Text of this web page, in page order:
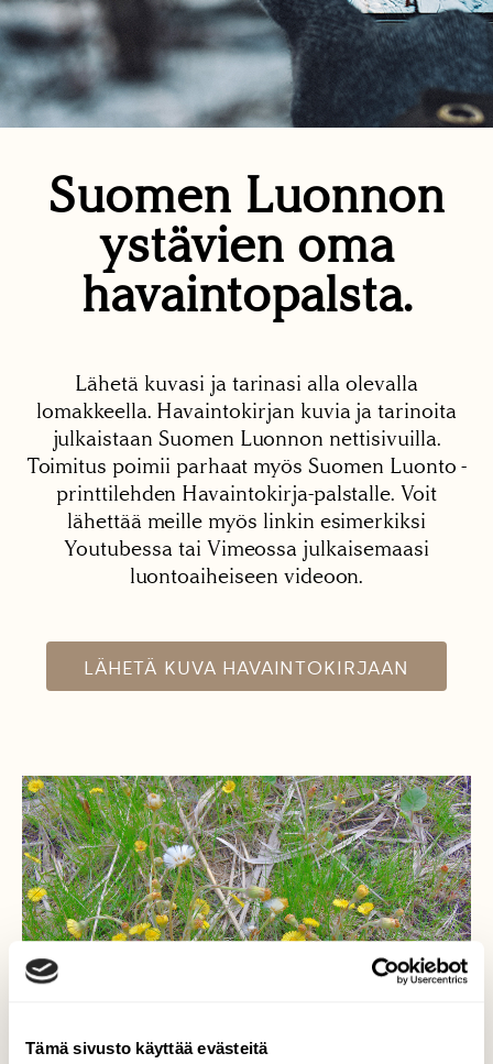
Tämä sivusto käyttää evästeitä
Suomen Luonnon
ystävien oma
havaintopalsta.
Lähetä kuvasi ja tarinasi alla olevalla
lomakkeella. Havaintokirjan kuvia ja tarinoita
julkaistaan Suomen Luonnon nettisivuilla.
Toimitus poimii parhaat myös Suomen Luonto -
printtilehden Havaintokirja-palstalle. Voit
lähettää meille myös linkin esimerkiksi
Youtubessa tai Vimeossa julkaisemaasi
luontoaiheiseen videoon.
LÄHETÄ KUVA HAVAINTOKIRJAAN